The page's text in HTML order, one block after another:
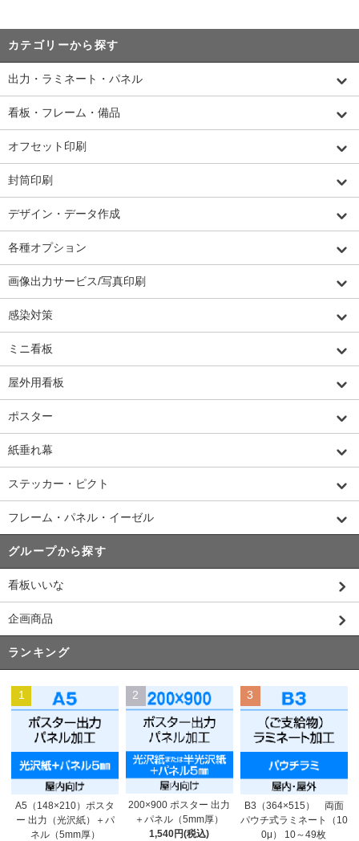
カテゴリーから探す
出力・ラミネート・パネル
看板・フレーム・備品
オフセット印刷
封筒印刷
デザイン・データ作成
各種オプション
画像出力サービス/写真印刷
感染対策
ミニ看板
屋外用看板
ポスター
紙垂れ幕
ステッカー・ピクト
フレーム・パネル・イーゼル
グループから探す
看板いいな
企画商品
ランキング
1
A5（148×210）ポスタ
ー 出力（光沢紙）＋パ
ネル（5mm厚）
2
200×900 ポスター 出力
＋パネル（5mm厚）
1,540円(税込)
3
B3（364×515） 両面
パウチ式ラミネート（10
0μ） 10～49枚